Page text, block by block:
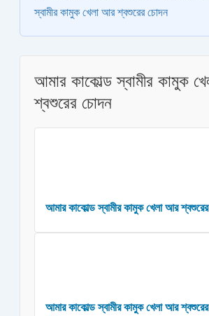
স্বামীর কামুক খেলা আর শ্বশুরের চোদন
আমার কাকোল্ড স্বামীর কামুক
শ্বশুরের চোদন
আমার কাকোল্ড স্বামীর কামুক খেলা আর
আমার কাকোল্ড স্বামীর কামুক খেলা আর